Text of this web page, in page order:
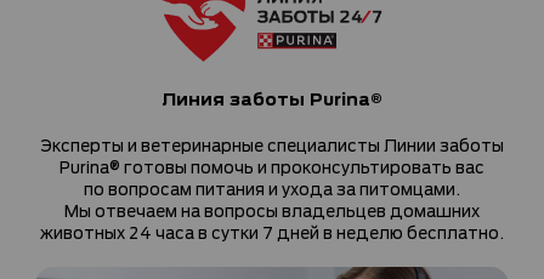
Линия заботы Purina®
Эксперты и ветеринарные специалисты Линии заботы
Purina® готовы помочь и проконсультировать вас
по вопросам питания и ухода за питомцами.
Мы отвечаем на вопросы владельцев домашних
животных 24 часа в сутки 7 дней в неделю бесплатно.